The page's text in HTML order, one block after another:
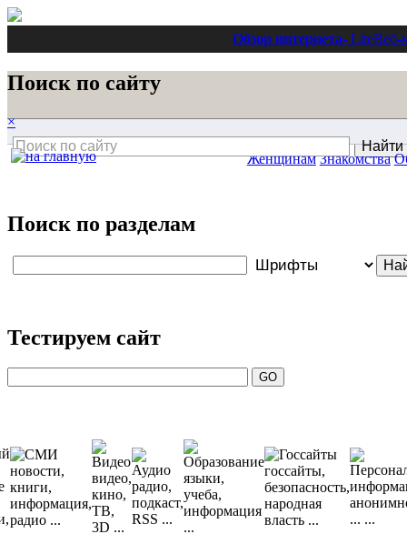
Обзор интернета- LiteВеб-
Поиск по сайту
×
Поиск по разделам
Тестируем сайт
Женщинам Знакомства